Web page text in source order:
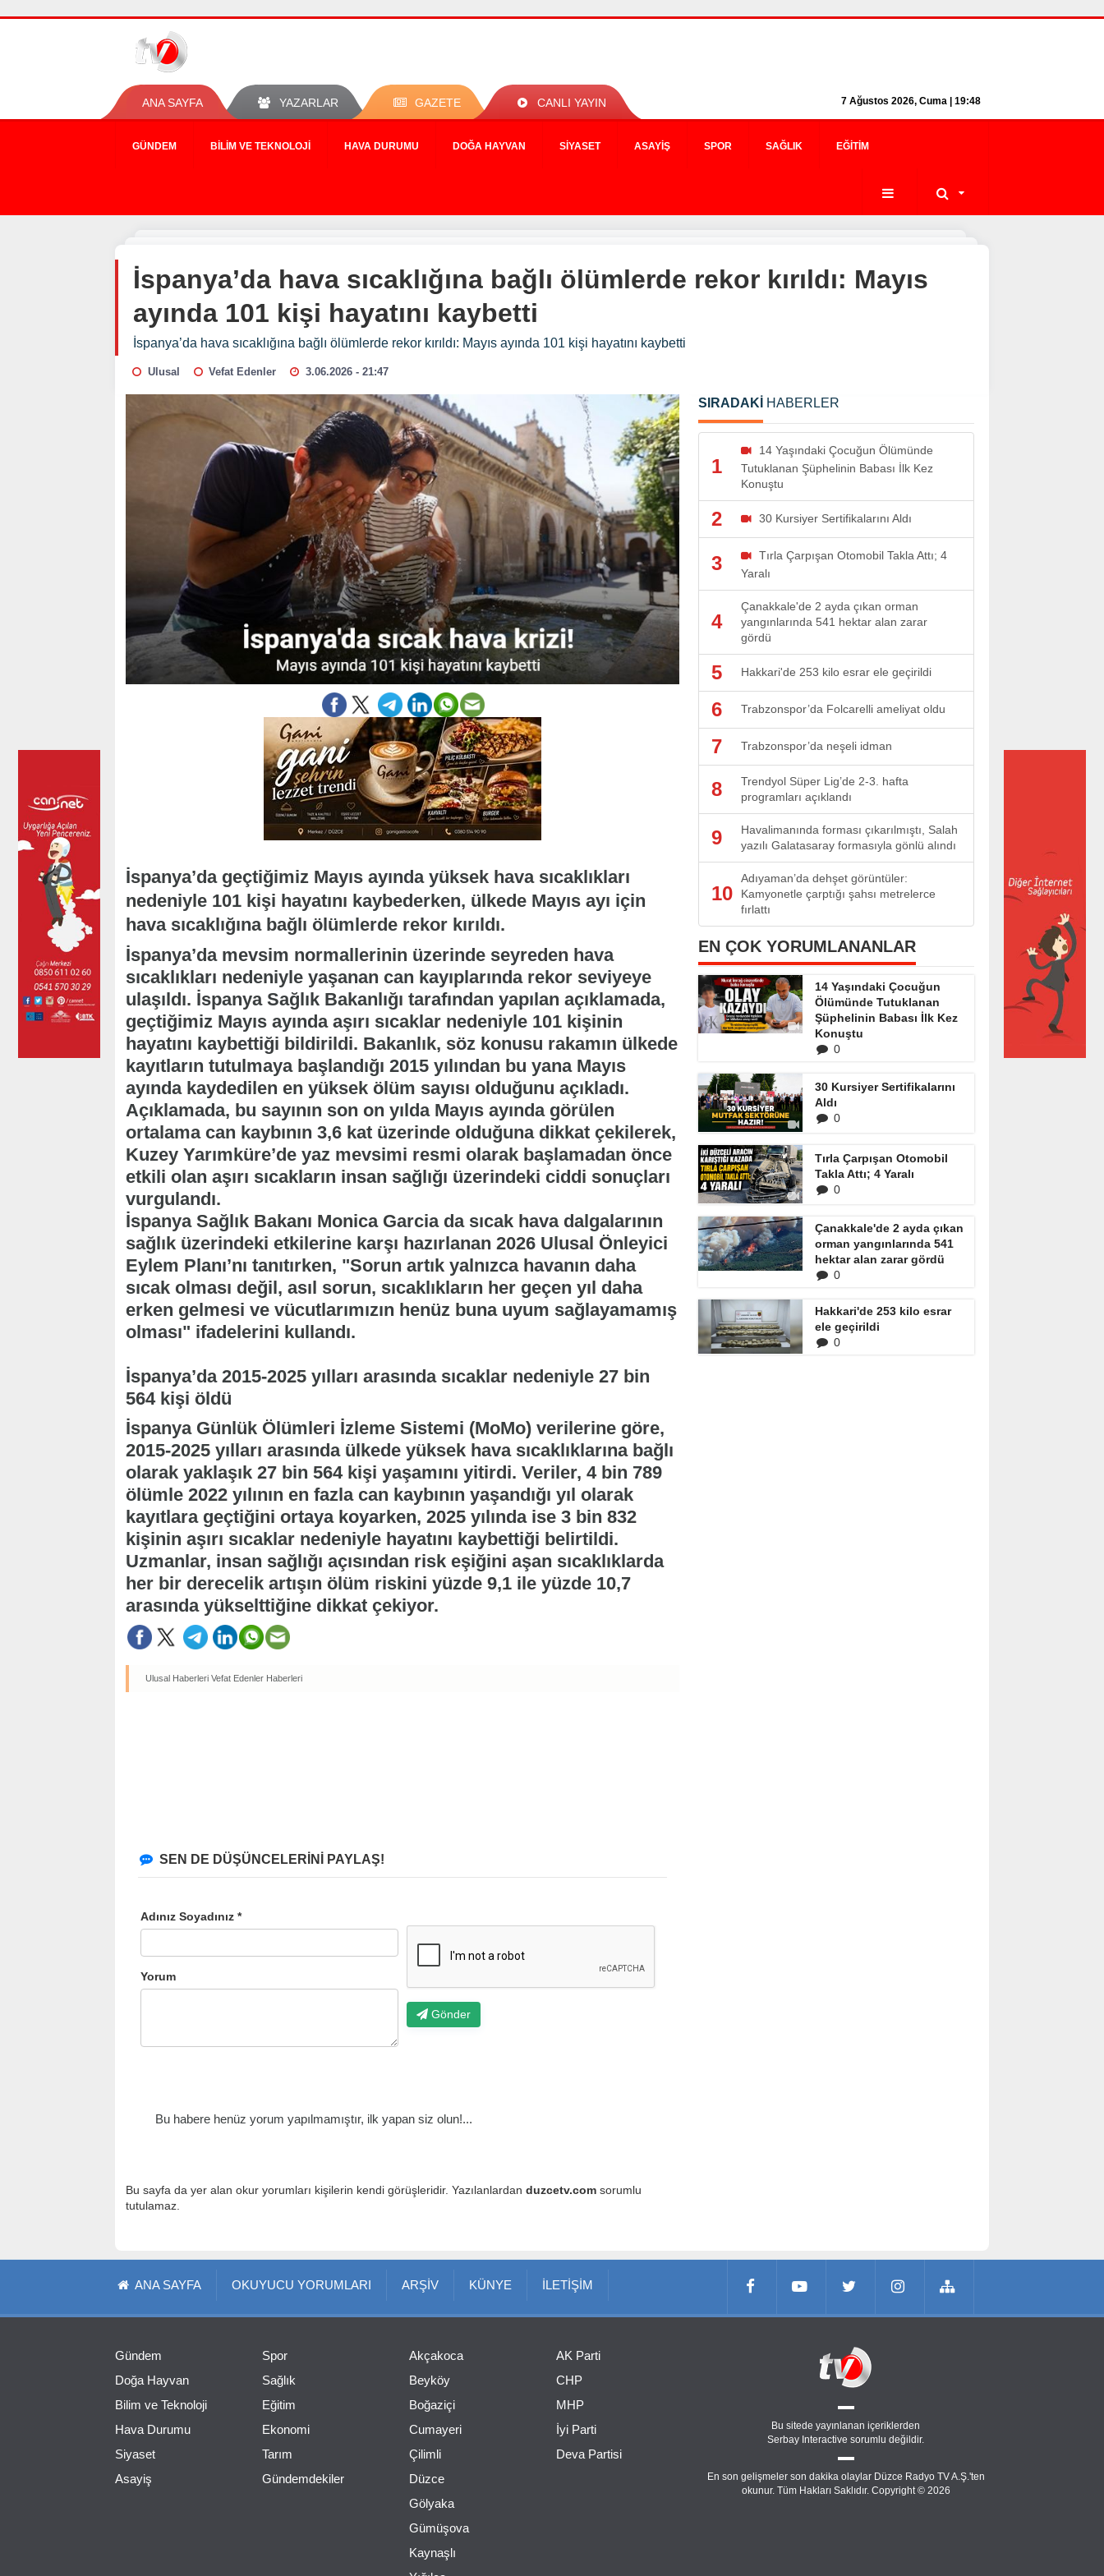
ANA SAYFA YAZARLAR GAZETE CANLI YAYIN 7 Ağustos 2026, Cuma | 19:48
GÜNDEM BILIM VE TEKNOLOJI HAVA DURUMU DOĞA HAYVAN SIYASET ASAYIŞ SPOR SAĞLIK EĞITIM
İspanya’da hava sıcaklığına bağlı ölümlerde rekor kırıldı: Mayıs
ayında 101 kişi hayatını kaybetti
İspanya’da hava sıcaklığına bağlı ölümlerde rekor kırıldı: Mayıs ayında 101 kişi hayatını kaybetti
Ulusal Vefat Edenler 3.06.2026 - 21:47
İspanya’da geçtiğimiz Mayıs ayında yüksek hava sıcaklıkları
nedeniyle 101 kişi hayatını kaybederken, ülkede Mayıs ayı için
hava sıcaklığına bağlı ölümlerde rekor kırıldı.
İspanya’da mevsim normallerinin üzerinde seyreden hava
sıcaklıkları nedeniyle yaşanan can kayıplarında rekor seviyeye
ulaşıldı. İspanya Sağlık Bakanlığı tarafından yapılan açıklamada,
geçtiğimiz Mayıs ayında aşırı sıcaklar nedeniyle 101 kişinin
hayatını kaybettiği bildirildi. Bakanlık, söz konusu rakamın ülkede
kayıtların tutulmaya başlandığı 2015 yılından bu yana Mayıs
ayında kaydedilen en yüksek ölüm sayısı olduğunu açıkladı.
Açıklamada, bu sayının son on yılda Mayıs ayında görülen
ortalama can kaybının 3,6 kat üzerinde olduğuna dikkat çekilerek,
Kuzey Yarımküre’de yaz mevsimi resmi olarak başlamadan önce
etkili olan aşırı sıcakların insan sağlığı üzerindeki ciddi sonuçları
vurgulandı.
İspanya Sağlık Bakanı Monica Garcia da sıcak hava dalgalarının
sağlık üzerindeki etkilerine karşı hazırlanan 2026 Ulusal Önleyici
Eylem Planı’nı tanıtırken, "Sorun artık yalnızca havanın daha
sıcak olması değil, asıl sorun, sıcaklıkların her geçen yıl daha
erken gelmesi ve vücutlarımızın henüz buna uyum sağlayamamış
olması" ifadelerini kullandı.
İspanya’da 2015-2025 yılları arasında sıcaklar nedeniyle 27 bin
564 kişi öldü
İspanya Günlük Ölümleri İzleme Sistemi (MoMo) verilerine göre,
2015-2025 yılları arasında ülkede yüksek hava sıcaklıklarına bağlı
olarak yaklaşık 27 bin 564 kişi yaşamını yitirdi. Veriler, 4 bin 789
ölümle 2022 yılının en fazla can kaybının yaşandığı yıl olarak
kayıtlara geçtiğini ortaya koyarken, 2025 yılında ise 3 bin 832
kişinin aşırı sıcaklar nedeniyle hayatını kaybettiği belirtildi.
Uzmanlar, insan sağlığı açısından risk eşiğini aşan sıcaklıklarda
her bir derecelik artışın ölüm riskini yüzde 9,1 ile yüzde 10,7
arasında yükselttiğine dikkat çekiyor.
Ulusal Haberleri Vefat Edenler Haberleri
SEN DE DÜŞÜNCELERİNİ PAYLAŞ!
Adınız Soyadınız *
Yorum
Gönder
Bu habere henüz yorum yapılmamıştır, ilk yapan siz olun!...
Bu sayfa da yer alan okur yorumları kişilerin kendi görüşleridir. Yazılanlardan duzcetv.com sorumlu
tutulamaz.
SIRADAKİ HABERLER
1
14 Yaşındaki Çocuğun Ölümünde
Tutuklanan Şüphelinin Babası İlk Kez
Konuştu
2 30 Kursiyer Sertifikalarını Aldı
3
Tırla Çarpışan Otomobil Takla Attı; 4
Yaralı
4
Çanakkale'de 2 ayda çıkan orman
yangınlarında 541 hektar alan zarar
gördü
5 Hakkari'de 253 kilo esrar ele geçirildi
6 Trabzonspor’da Folcarelli ameliyat oldu
7 Trabzonspor’da neşeli idman
8
Trendyol Süper Lig’de 2-3. hafta
programları açıklandı
9
Havalimanında forması çıkarılmıştı, Salah
yazılı Galatasaray formasıyla gönlü alındı
10
Adıyaman’da dehşet görüntüler:
Kamyonetle çarptığı şahsı metrelerce
fırlattı
EN ÇOK YORUMLANANLAR
14 Yaşındaki Çocuğun
Ölümünde Tutuklanan
Şüphelinin Babası İlk Kez
Konuştu
0
30 Kursiyer Sertifikalarını
Aldı
0
Tırla Çarpışan Otomobil
Takla Attı; 4 Yaralı
0
Çanakkale'de 2 ayda çıkan
orman yangınlarında 541
hektar alan zarar gördü
0
Hakkari'de 253 kilo esrar
ele geçirildi
0
ANA SAYFA OKUYUCU YORUMLARI ARŞİV KÜNYE İLETİŞİM
Gündem
Doğa Hayvan
Bilim ve Teknoloji
Hava Durumu
Siyaset
Asayiş
Spor
Sağlık
Eğitim
Ekonomi
Tarım
Gündemdekiler
Akçakoca
Beyköy
Boğaziçi
Cumayeri
Çilimli
Düzce
Gölyaka
Gümüşova
Kaynaşlı
AK Parti
CHP
MHP
İyi Parti
Deva Partisi
Bu sitede yayınlanan içeriklerden
Serbay Interactive sorumlu değildir.
En son gelişmeler son dakika olaylar Düzce Radyo TV A.Ş.'ten
okunur. Tüm Hakları Saklıdır. Copyright © 2026